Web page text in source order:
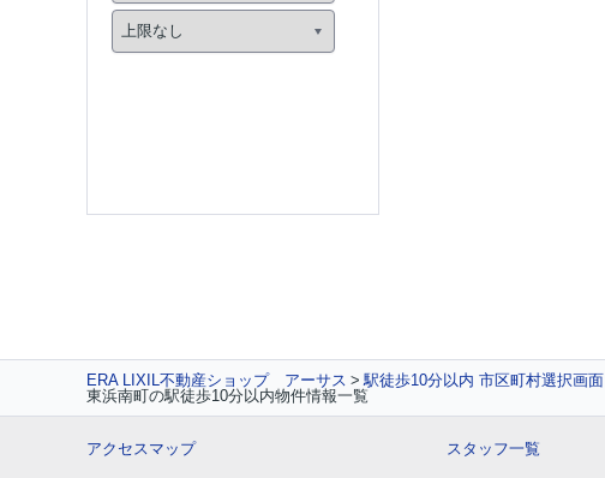
ERA LIXIL不動産ショップ アーサス 駅徒歩10分以内 市区町村選択画面
東浜南町の駅徒歩10分以内物件情報一覧
アクセスマップ スタッフ一覧